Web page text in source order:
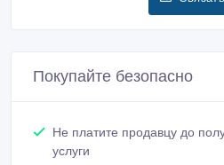
Покупайте безопасно
Не платите продавцу до
услуги